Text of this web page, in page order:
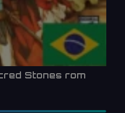
Stones rom